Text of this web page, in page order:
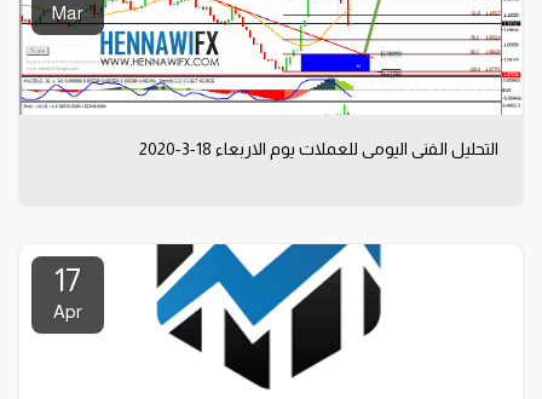
Mar
التحليل الفني اليومي للعملات يوم الاربعاء 18-3-2020
17
Apr